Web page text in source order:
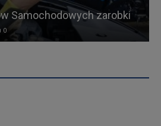
Samochodowych zarobki
0